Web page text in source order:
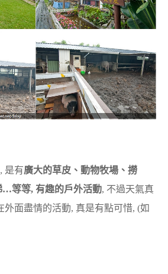
是有廣大的草皮、動物牧場、撈
…等等, 有趣的戶外活動, 不過天氣真
外面盡情的活動, 真是有點可惜, (如